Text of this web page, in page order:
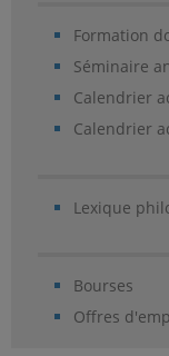
Formation
Séminaire
Calendrier
Calendrier
Lexique
Bourses
Offres